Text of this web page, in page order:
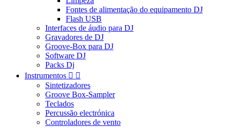
Fontes de alimentação do equipamento DJ
Flash USB
Interfaces de áudio para DJ
Gravadores de DJ
Groove-Box para DJ
Software DJ
Packs Dj
Instrumentos  
Sintetizadores
Groove Box-Sampler
Teclados
Percussão electrónica
Controladores de vento